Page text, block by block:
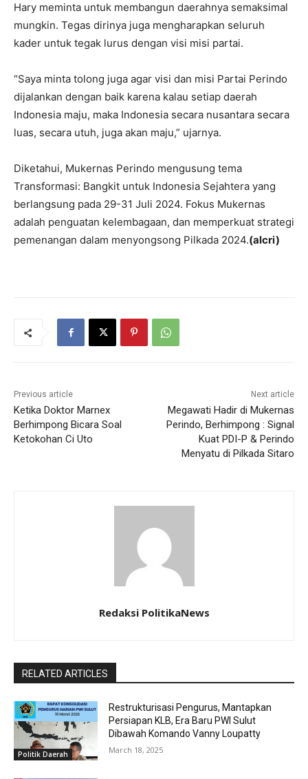
Hary meminta untuk membangun daerahnya semaksimal
mungkin. Tegas dirinya juga mengharapkan seluruh
kader untuk tegak lurus dengan visi misi partai.
“Saya minta tolong juga agar visi dan misi Partai Perindo
dijalankan dengan baik karena kalau setiap daerah
Indonesia maju, maka Indonesia secara nusantara secara
luas, secara utuh, juga akan maju,” ujarnya.
Diketahui, Mukernas Perindo mengusung tema
Transformasi: Bangkit untuk Indonesia Sejahtera yang
berlangsung pada 29-31 Juli 2024. Fokus Mukernas
adalah penguatan kelembagaan, dan memperkuat strategi
pemenangan dalam menyongsong Pilkada 2024.(alcri)
Previous article
Ketika Doktor Marnex
Berhimpong Bicara Soal
Ketokohan Ci Uto
Next article
Megawati Hadir di Mukernas
Perindo, Berhimpong : Signal
Kuat PDI-P & Perindo
Menyatu di Pilkada Sitaro
Redaksi PolitikaNews
RELATED ARTICLES
Politik Daerah
Restrukturisasi Pengurus, Mantapkan
Persiapan KLB, Era Baru PWI Sulut
Dibawah Komando Vanny Loupatty
March 18, 2025